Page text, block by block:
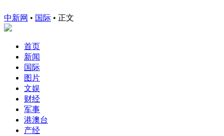
中新网 • 国际 • 正文
首页
新闻
国际
图片
文娱
财经
军事
港澳台
产经